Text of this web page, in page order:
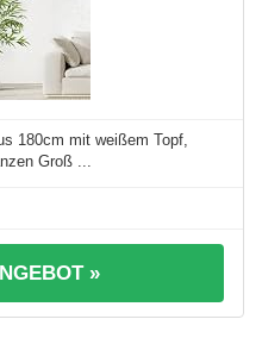
180cm mit weißem Topf,
Groß ...
»